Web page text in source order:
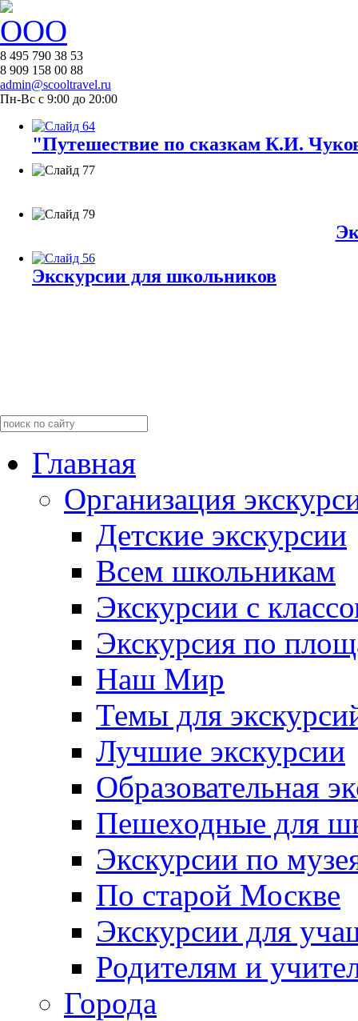
8 495 790 38 53
8 909 158 00 88
admin@scooltravel.ru
Пн-Вс с 9:00 до 20:00
"Путешествие по сказкам К.И.
Экскурсии для школьников
Главная
Организация
Детские экскурсии
Всем школьникам
Экскурсии c
Экскурсия по
Наш Мир
Темы для
Лучшие экскурсии
Образовательная
Пешеходные для
Экскурсии по
По старой Москве
Экскурсии для
Родителям и
Города